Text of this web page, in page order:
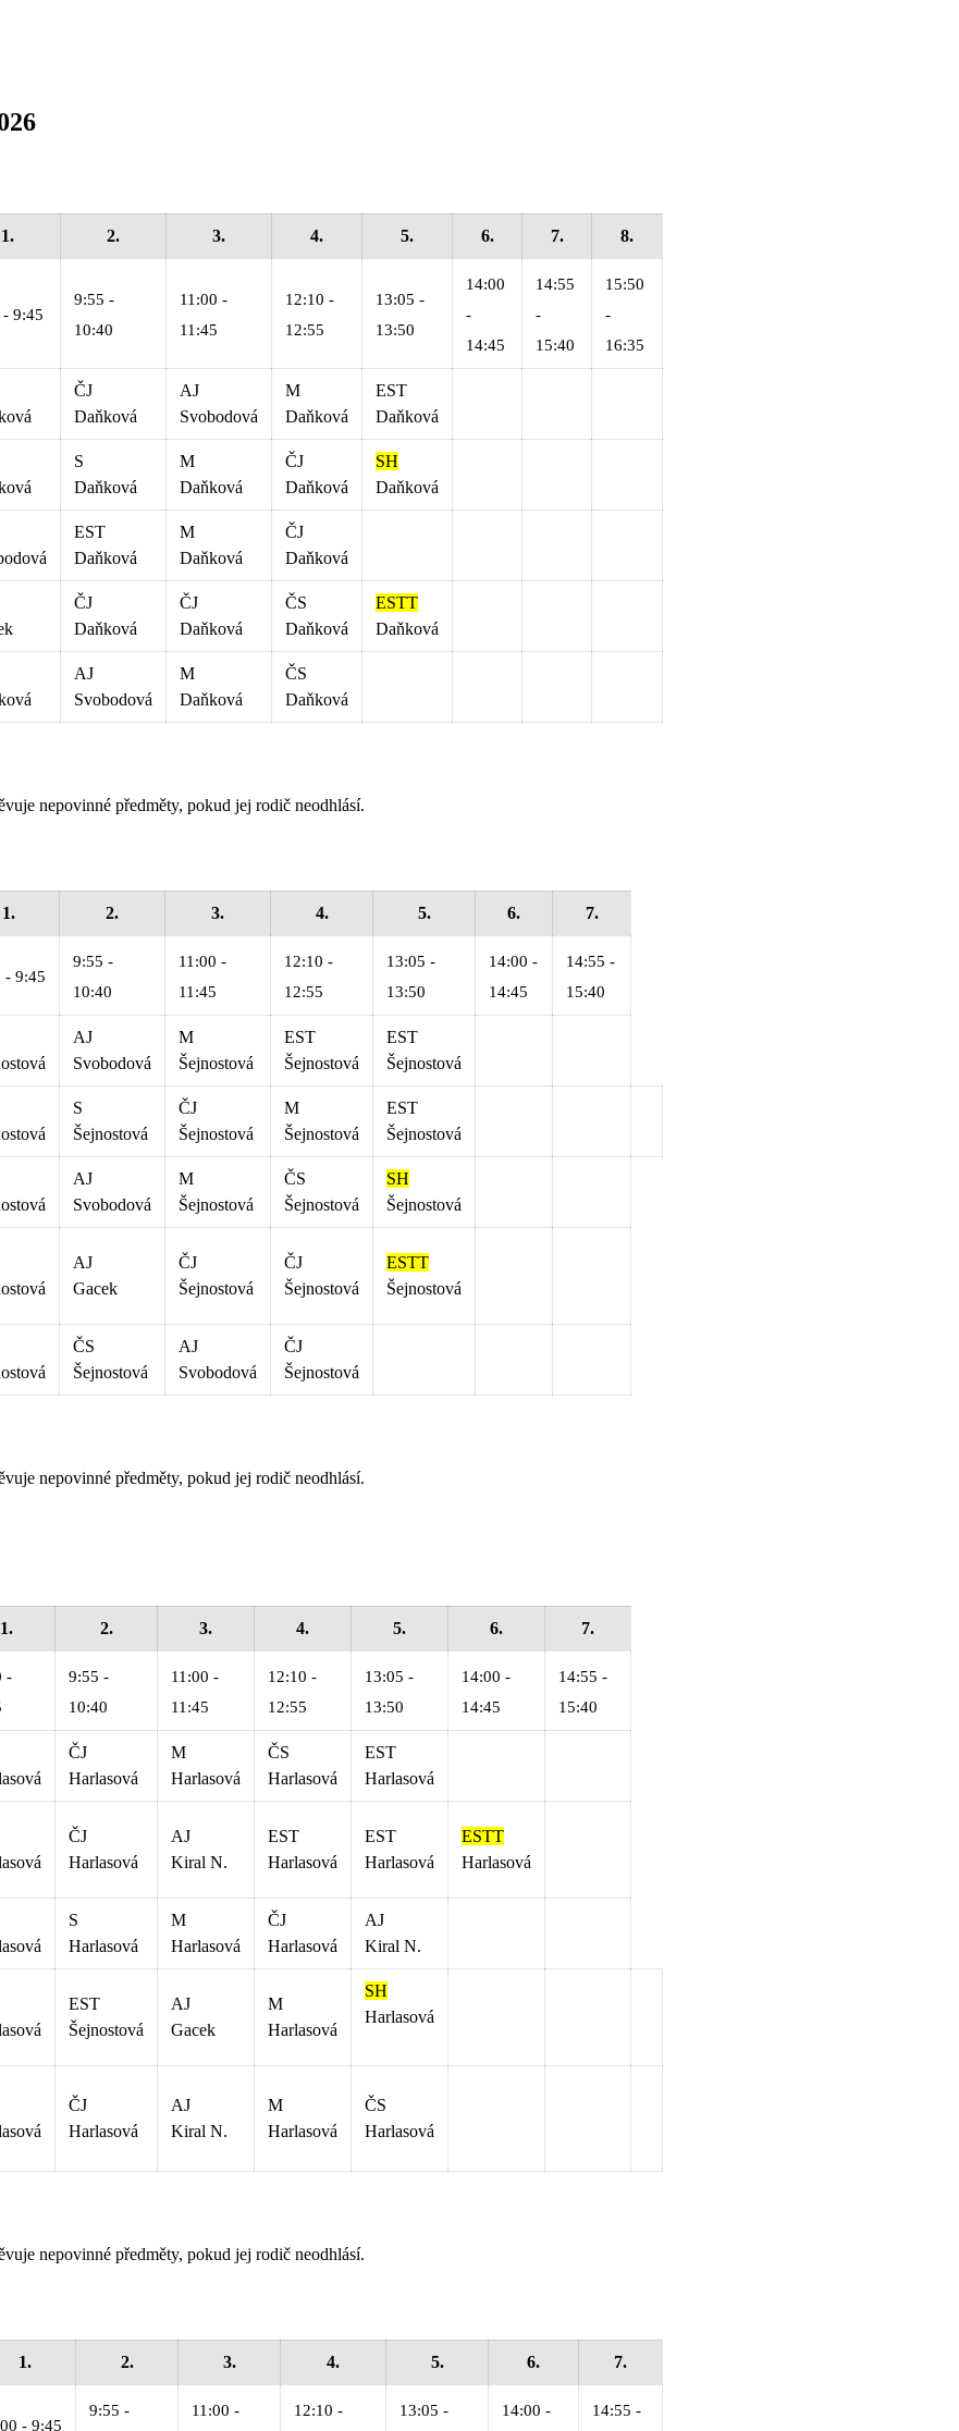
1. 2. 3. 4. 5. 6. 7. 8.
9:45
9:55 -
10:40
11:00 -
11:45
12:10 -
12:55
13:05 -
13:50
14:00
-
14:45
14:55
-
15:40
15:50
-
16:35
ČJ
Daňková
AJ
Svobodová
M
Daňková
EST
Daňková
S
Daňková
M
Daňková
ČJ
Daňková
SH
Daňková
EST
Daňková
M
Daňková
ČJ
Daňková
ČJ
Daňková
ČJ
Daňková
ČS
Daňková
ESTT
Daňková
AJ
Svobodová
M
Daňková
ČS
Daňková
nepovinné předměty, pokud jej rodič neodhlásí.
1. 2. 3. 4. 5. 6. 7.
- 9:45
9:55 -
10:40
11:00 -
11:45
12:10 -
12:55
13:05 -
13:50
14:00 -
14:45
14:55 -
15:40
AJ
Svobodová
M
Šejnostová
EST
Šejnostová
EST
Šejnostová
S
Šejnostová
ČJ
Šejnostová
M
Šejnostová
EST
Šejnostová
AJ
Svobodová
M
Šejnostová
ČS
Šejnostová
SH
Šejnostová
AJ
Gacek
ČJ
Šejnostová
ČJ
Šejnostová
ESTT
Šejnostová
ČS
Šejnostová
AJ
Svobodová
ČJ
Šejnostová
nepovinné předměty, pokud jej rodič neodhlásí.
1. 2. 3. 4. 5. 6. 7.
-
9:55 -
10:40
11:00 -
11:45
12:10 -
12:55
13:05 -
13:50
14:00 -
14:45
14:55 -
15:40
ČJ
Harlasová
M
Harlasová
ČS
Harlasová
EST
Harlasová
ČJ
Harlasová
AJ
Kiral N.
EST
Harlasová
EST
Harlasová
ESTT
Harlasová
S
Harlasová
M
Harlasová
ČJ
Harlasová
AJ
Kiral N.
EST
Šejnostová
AJ
Gacek
M
Harlasová
SH
Harlasová
ČJ
Harlasová
AJ
Kiral N.
M
Harlasová
ČS
Harlasová
nepovinné předměty, pokud jej rodič neodhlásí.
1. 2. 3. 4. 5. 6. 7.
- 9:45
9:55 -
11:00 -
12:10 -
13:05 -
14:00 -
14:55 -